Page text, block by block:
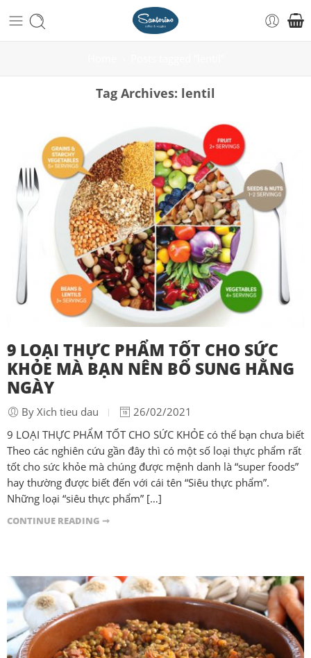
Tag Archives: lentil
9 LOẠI THỰC PHẨM TỐT CHO SỨC
KHỎE MÀ BẠN NÊN BỔ SUNG HẰNG
NGÀY
By Xich tieu dau
26/02/2021
9 LOẠI THỰC PHẨM TỐT CHO SỨC KHỎE có thể bạn chưa biết
Theo các nghiên cứu gần đây thì có một số loại thực phẩm rất
tốt cho sức khỏe mà chúng được mệnh danh là “super foods”
hay thường được biết đến với cái tên “Siêu thực phẩm”.
Những loại “siêu thực phẩm” […]
CONTINUE READING ➞